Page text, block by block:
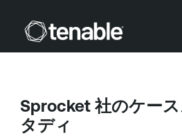
メインコンテンツ
Sprocket 社のケース
タディ